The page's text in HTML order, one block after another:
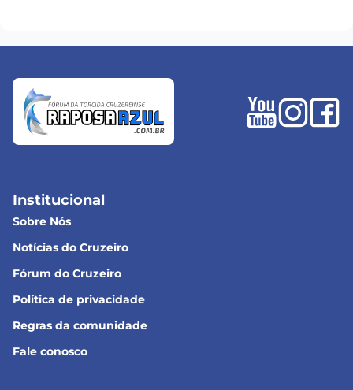
Institucional
Sobre Nós
Notícias do Cruzeiro
Fórum do Cruzeiro
Política de privacidade
Regras da comunidade
Fale conosco